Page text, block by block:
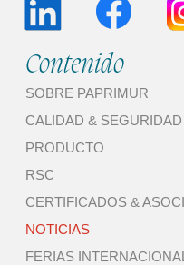
Contenido
SOBRE PAPRIMUR
CALIDAD & SEGURIDAD
PRODUCTO
RSC
CERTIFICADOS &
NOTICIAS
FERIAS